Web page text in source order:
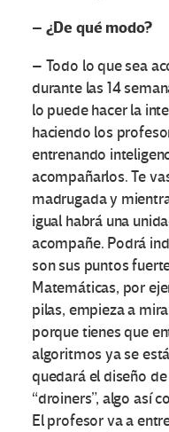
– ¿De qué modo?
– Todo lo que sea
durante las 14
lo puede hacer la
haciendo los
entrenando
acompañarlos. Te
madrugada y
igual habrá una
acompañe. Podrá
son sus puntos
Matemáticas, por
pilas, empieza a
porque tienes que
algoritmos ya se
quedará el diseño
“droiners”, algo así
El profesor va a